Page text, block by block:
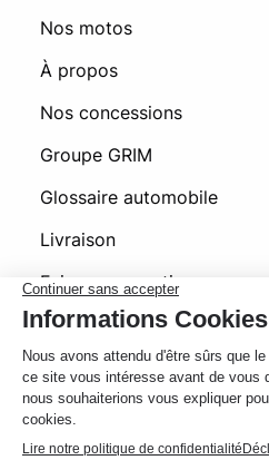
Nos motos
À propos
Nos concessions
Groupe GRIM
Glossaire automobile
Livraison
Foire aux questions
© 2026 Grim Occasion
Conditions générales d’utilisation